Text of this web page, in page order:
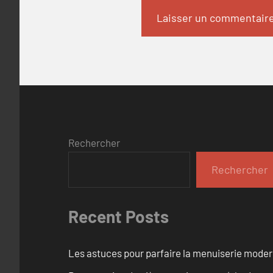
Rechercher
Rechercher
Recent Posts
Les astuces pour parfaire la menuiserie